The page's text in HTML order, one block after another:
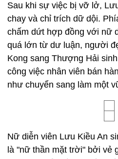
Sau khi sự việc bị vỡ lở,
chay và chỉ trích dữ dội.
chấm dứt hợp đồng với nữ
quá lớn từ dư luận, người
Kong sang Thượng Hải
công việc nhân viên bán
như chuyển sang làm một
Nữ diễn viên Lưu Kiều An
là "nữ thần mặt trời" bởi vẻ